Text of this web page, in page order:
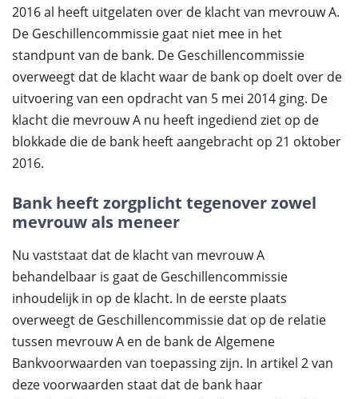
2016 al heeft uitgelaten over de klacht van mevrouw A.
De Geschillencommissie gaat niet mee in het
standpunt van de bank. De Geschillencommissie
overweegt dat de klacht waar de bank op doelt over de
uitvoering van een opdracht van 5 mei 2014 ging. De
klacht die mevrouw A nu heeft ingediend ziet op de
blokkade die de bank heeft aangebracht op 21 oktober
2016.
Bank heeft zorgplicht tegenover zowel
mevrouw als meneer
Nu vaststaat dat de klacht van mevrouw A
behandelbaar is gaat de Geschillencommissie
inhoudelijk in op de klacht. In de eerste plaats
overweegt de Geschillencommissie dat op de relatie
tussen mevrouw A en de bank de Algemene
Bankvoorwaarden van toepassing zijn. In artikel 2 van
deze voorwaarden staat dat de bank haar